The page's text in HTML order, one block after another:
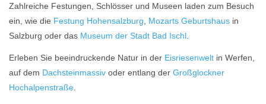
Zahlreiche Festungen, Schlösser und Museen laden zum Besuch
ein, wie die Festung Hohensalzburg Mozarts Geburtshaus in
Salzburg oder das Museum der Stadt Bad Ischl
Erleben Sie beeindruckende Natur in der Eisriesenwelt in Werfen,
auf dem Dachsteinmassiv oder entlang der Großglockner
Hochalpenstraße